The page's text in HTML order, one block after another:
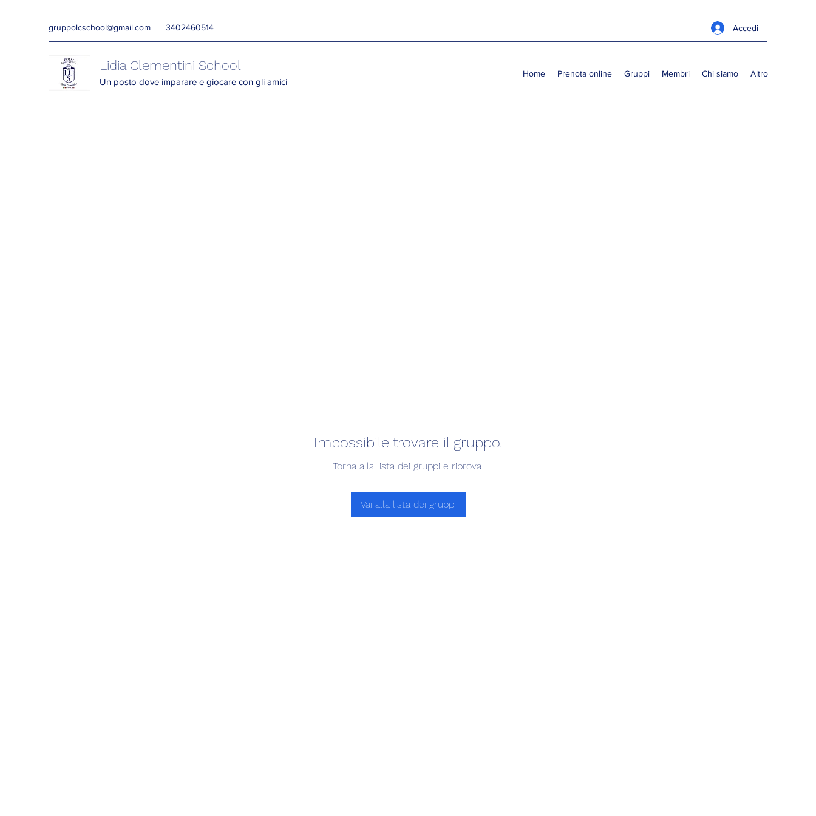
gruppolcschool@gmail.com 3402460514 Accedi
Lidia Clementini School
Un posto dove imparare e giocare con gli amici
Home Prenota online Gruppi Membri Chi siamo Altro
Impossibile trovare il gruppo.
Torna alla lista dei gruppi e riprova.
Vai alla lista dei gruppi